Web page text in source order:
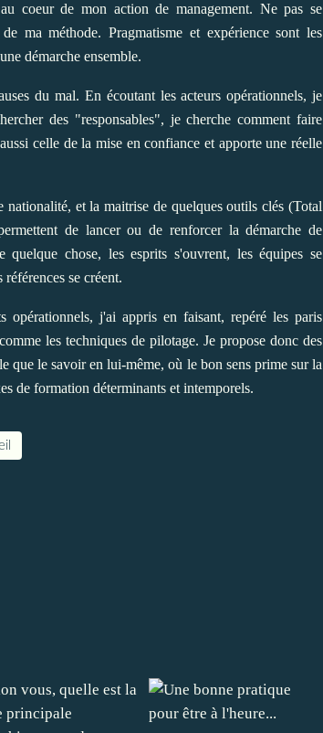
coeur de mon action de management. Ne pas se
ma méthode. Pragmatisme et expérience sont les
démarche ensemble.
du mal. En écoutant les acteurs opérationnels, je
des "responsables", je cherche comment faire
celle de la mise en confiance et apporte une réelle
et la maitrise de quelques outils clés (Total
de lancer ou de renforcer la démarche de
quelque chose, les esprits s'ouvrent, les équipes se
se créent.
j'ai appris en faisant, repéré les paris
les techniques de pilotage. Je propose donc des
que le savoir en lui-même, où le bon sens prime sur la
de formation déterminants et intemporels.